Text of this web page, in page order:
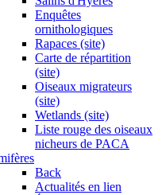
Enquêtes
ornithologiques
Rapaces (site)
Carte de répartition
(site)
Oiseaux migrateurs
(site)
Wetlands (site)
Liste rouge des oiseaux
nicheurs de PACA
Back
Actualités en lien